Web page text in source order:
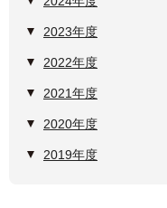
2023年度
2022年度
2021年度
2020年度
2019年度